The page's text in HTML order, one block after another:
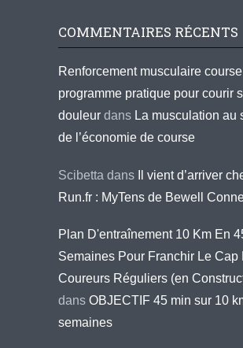
COMMENTAIRES RÉCENTS
Renforcement musculaire
programme pratique pour courir
douleur dans La musculation au
de l’économie de course
Scibetta dans
Il vient d’arriver
Run.fr : MyTens de Bewell
Plan D'entraînement 10 Km En
Semaines Pour Franchir Le Cap
Coureurs Réguliers (en
dans OBJECTIF 45 min sur 10
semaines